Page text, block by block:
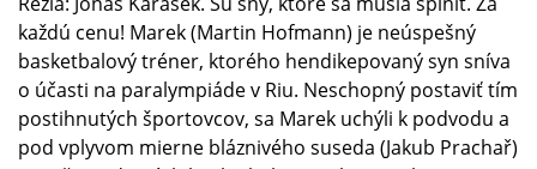
každú cenu! Marek (Martin Hofmann) je neúspešný
basketbalový tréner, ktorého hendikepovaný syn sníva
o účasti na paralympiáde v Riu. Neschopný postaviť tím
postihnutých športovcov, sa Marek uchýli k podvodu a
pod vplyvom mierne bláznivého suseda (Jakub Prachař)